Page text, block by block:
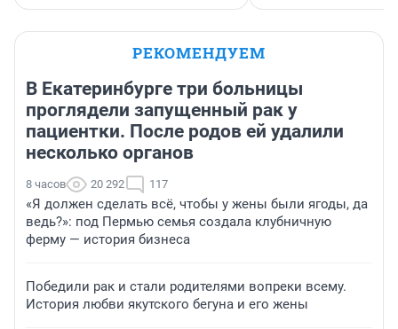
РЕКОМЕНДУЕМ
В Екатеринбурге три больницы
проглядели запущенный рак у
пациентки. После родов ей удалили
несколько органов
8 часов 20 292 117
«Я должен сделать всё, чтобы у жены были ягоды, да
ведь?»: под Пермью семья создала клубничную
ферму — история бизнеса
Победили рак и стали родителями вопреки всему.
История любви якутского бегуна и его жены